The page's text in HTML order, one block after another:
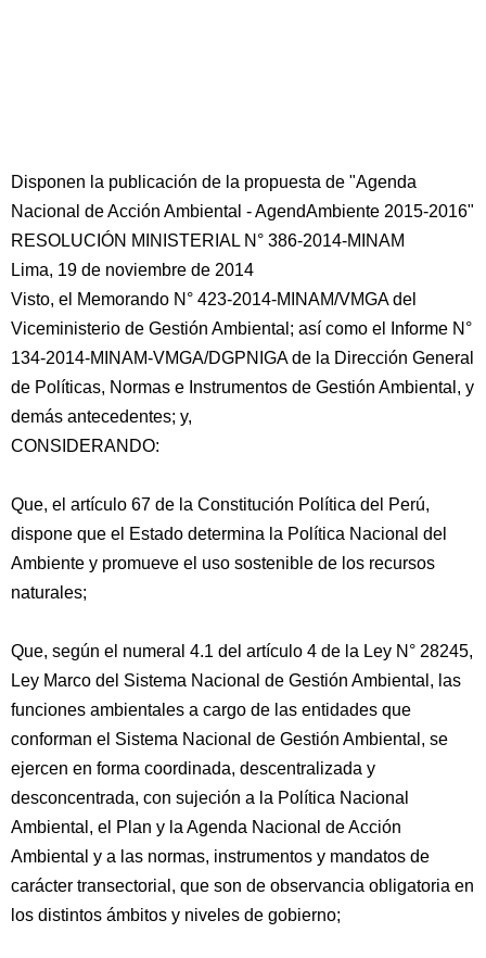
Disponen la publicación de la propuesta de "Agenda
Nacional de Acción Ambiental - AgendAmbiente 2015-2016"
RESOLUCIÓN MINISTERIAL N° 386-2014-MINAM
Lima, 19 de noviembre de 2014
Visto, el Memorando N° 423-2014-MINAM/VMGA del
Viceministerio de Gestión Ambiental; así como el Informe N°
134-2014-MINAM-VMGA/DGPNIGA de la Dirección General
de Políticas, Normas e Instrumentos de Gestión Ambiental, y
demás antecedentes; y,
CONSIDERANDO:
Que, el artículo 67 de la Constitución Política del Perú,
dispone que el Estado determina la Política Nacional del
Ambiente y promueve el uso sostenible de los recursos
naturales;
Que, según el numeral 4.1 del artículo 4 de la Ley N° 28245,
Ley Marco del Sistema Nacional de Gestión Ambiental, las
funciones ambientales a cargo de las entidades que
conforman el Sistema Nacional de Gestión Ambiental, se
ejercen en forma coordinada, descentralizada y
desconcentrada, con sujeción a la Política Nacional
Ambiental, el Plan y la Agenda Nacional de Acción
Ambiental y a las normas, instrumentos y mandatos de
carácter transectorial, que son de observancia obligatoria en
los distintos ámbitos y niveles de gobierno;